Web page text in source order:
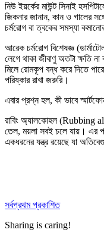
নিউ ইয়র্কের মাউন্ট সিনাই
জিকনার জানান, কান ও গালের
চর্মরোগ বা ত্বকের সমস্যা
আরেক চর্মরোগ বিশেষজ্ঞ
লেগে থাকা জীবাণু অতটা ক্ষতি
মিলে রোমকূপ বন্ধ করে দিতে
পরিষ্কার রাখা জরুরি।
এবার প্রশ্ন হল, কী ভাবে
রাবিং অ্যালকোহল (Rubbing
তেল, ময়লা সবই চলে যায়। এর
একধরনের যন্ত্র রয়েছে যা
সর্বপ্রথম প্রকাশিত
Sharing is caring!